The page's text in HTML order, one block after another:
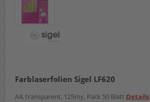
Farblaserfolien Sigel LF620
A4, transparent, 125my, Pack 50 Blatt Details